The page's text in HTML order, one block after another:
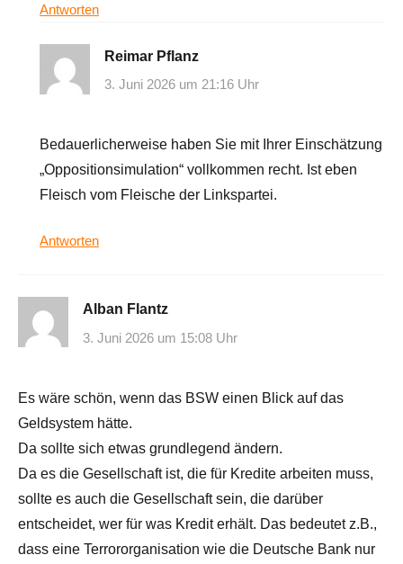
Antworten
Reimar Pflanz
3. Juni 2026 um 21:16 Uhr
Bedauerlicherweise haben Sie mit Ihrer Einschätzung
„Oppositionsimulation“ vollkommen recht. Ist eben
Fleisch vom Fleische der Linkspartei.
Antworten
Alban Flantz
3. Juni 2026 um 15:08 Uhr
Es wäre schön, wenn das BSW einen Blick auf das
Geldsystem hätte.
Da sollte sich etwas grundlegend ändern.
Da es die Gesellschaft ist, die für Kredite arbeiten muss,
sollte es auch die Gesellschaft sein, die darüber
entscheidet, wer für was Kredit erhält. Das bedeutet z.B.,
dass eine Terrororganisation wie die Deutsche Bank nur